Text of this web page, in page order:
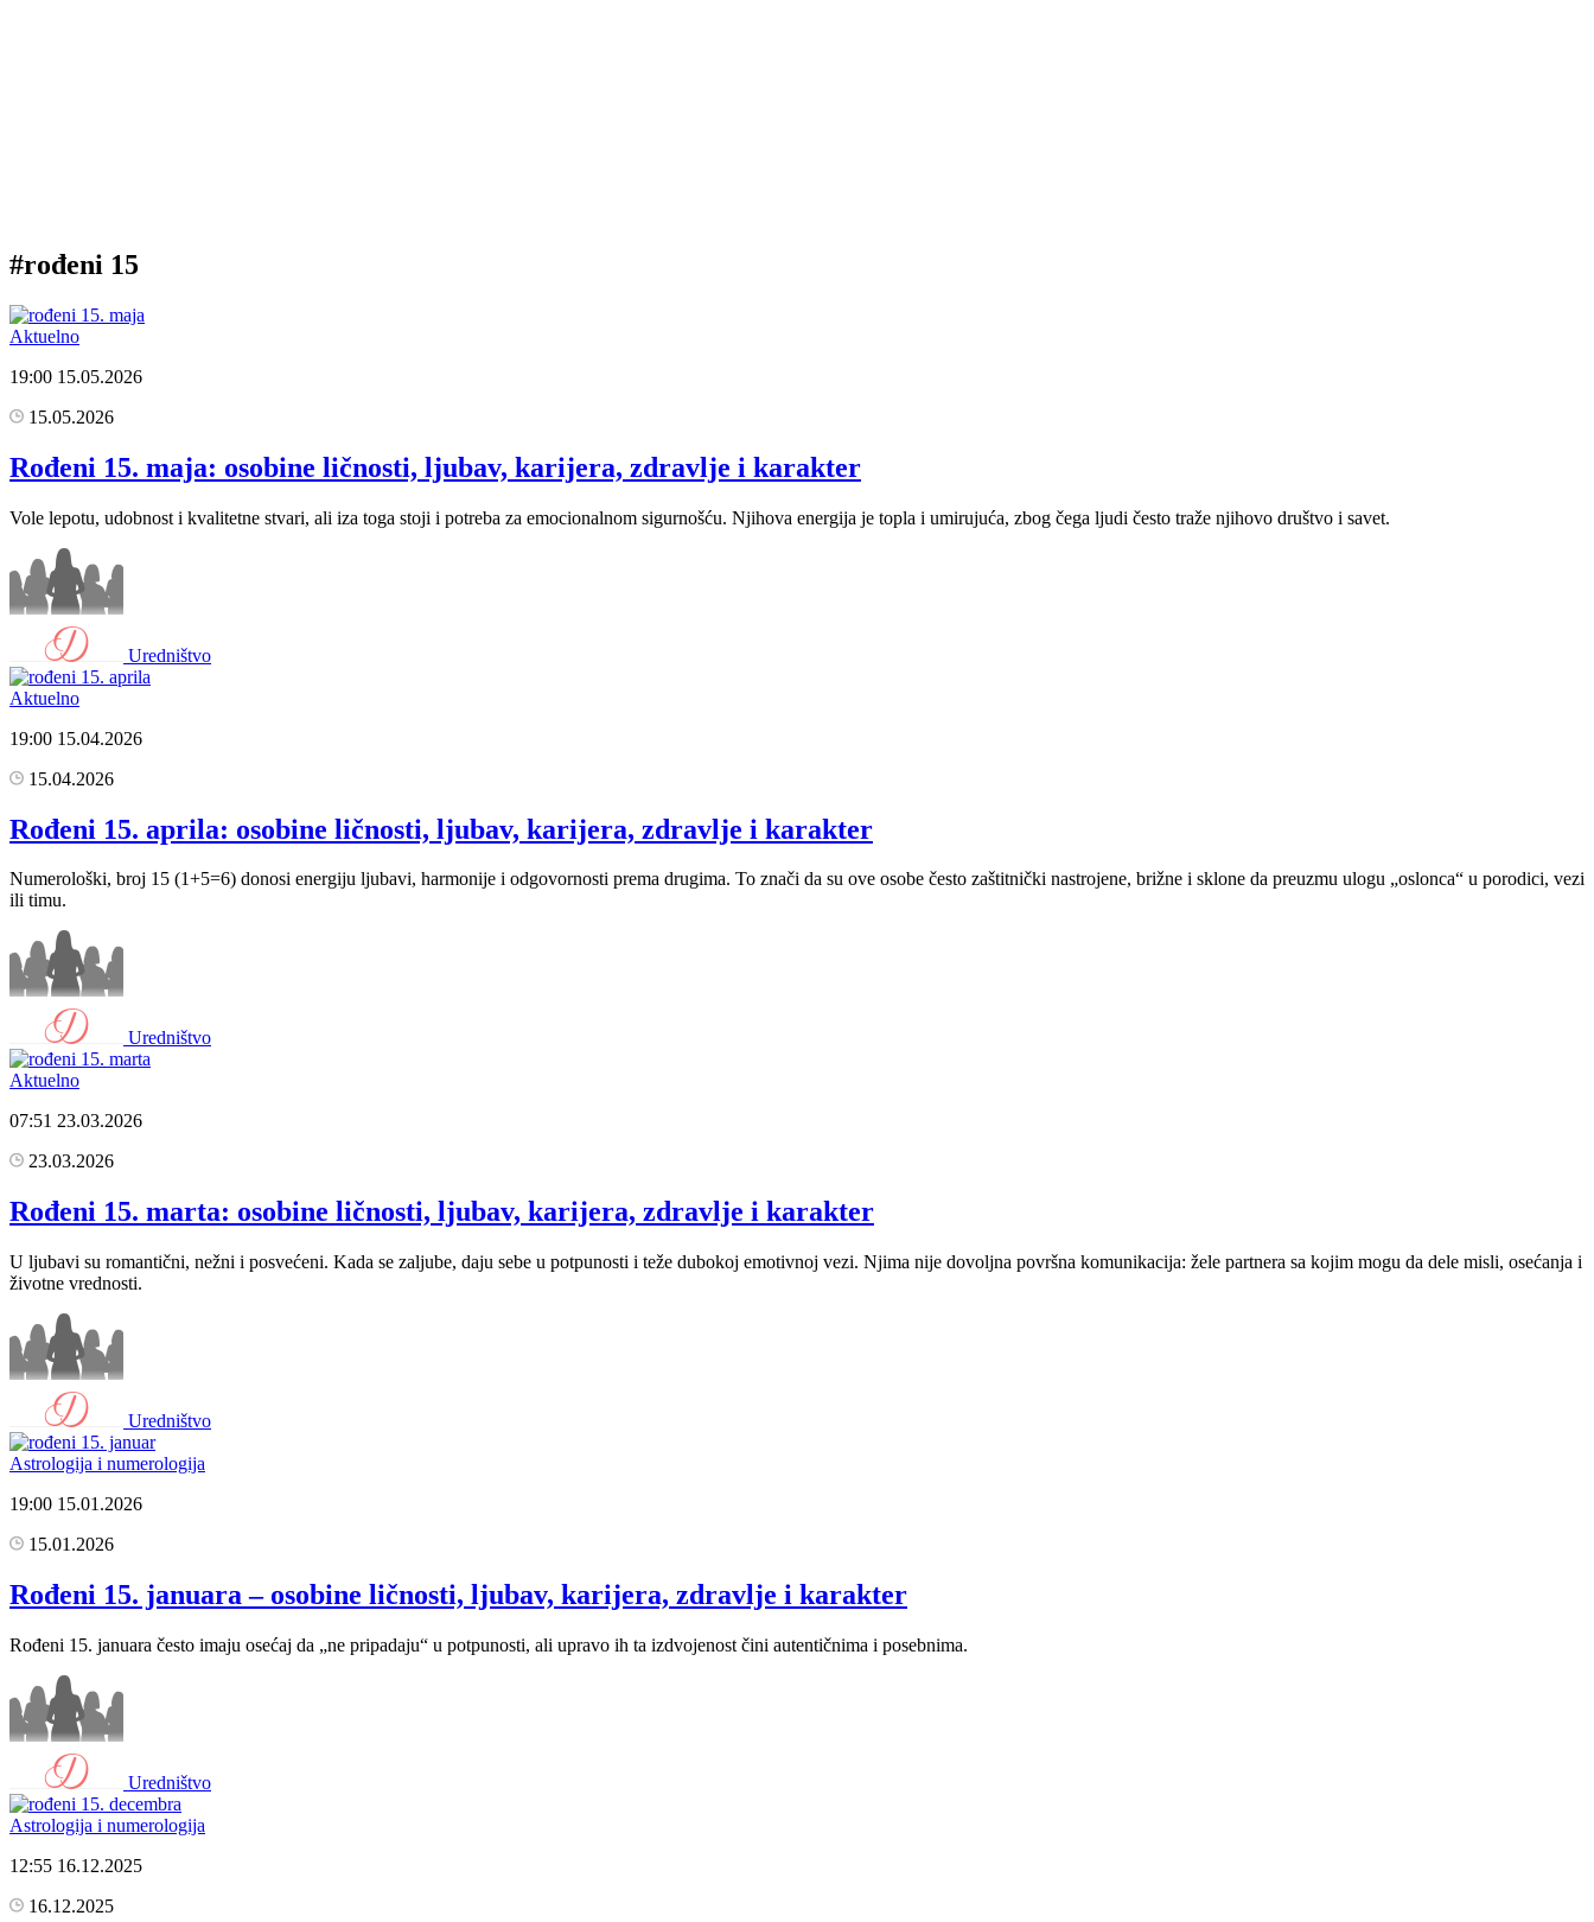
#rođeni 15
Aktuelno
19:00 15.05.2026
15.05.2026
Rođeni 15. maja: osobine ličnosti, ljubav, karijera, zdravlje i karakter
Vole lepotu, udobnost i kvalitetne stvari, ali iza toga stoji i potreba za emocionalnom sigurnošću. Njihova energija je topla i umirujuća, zbog čega ljudi često traže njihovo društvo i savet.
Uredništvo
Aktuelno
19:00 15.04.2026
15.04.2026
Rođeni 15. aprila: osobine ličnosti, ljubav, karijera, zdravlje i karakter
Numerološki, broj 15 (1+5=6) donosi energiju ljubavi, harmonije i odgovornosti prema drugima. To znači da su ove osobe često zaštitnički nastrojene, brižne i sklone da preuzmu ulogu „oslonca“ u porodici, vezi
ili timu.
Uredništvo
Aktuelno
07:51 23.03.2026
23.03.2026
Rođeni 15. marta: osobine ličnosti, ljubav, karijera, zdravlje i karakter
U ljubavi su romantični, nežni i posvećeni. Kada se zaljube, daju sebe u potpunosti i teže dubokoj emotivnoj vezi. Njima nije dovoljna površna komunikacija: žele partnera sa kojim mogu da dele misli, osećanja i
životne vrednosti.
Uredništvo
Astrologija i numerologija
19:00 15.01.2026
15.01.2026
Rođeni 15. januara – osobine ličnosti, ljubav, karijera, zdravlje i karakter
Rođeni 15. januara često imaju osećaj da „ne pripadaju“ u potpunosti, ali upravo ih ta izdvojenost čini autentičnima i posebnima.
Uredništvo
Astrologija i numerologija
12:55 16.12.2025
16.12.2025